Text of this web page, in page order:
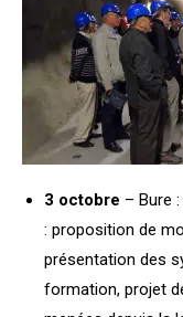
3 octobre – Bure
: proposition de
présentation des
formation, projet